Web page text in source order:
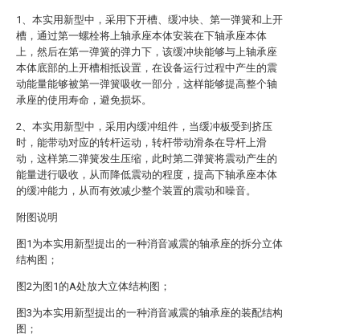
1、本实用新型中，采用下开槽、缓冲块、第一弹簧和上开
槽，通过第一螺栓将上轴承座本体安装在下轴承座本体
上，然后在第一弹簧的弹力下，该缓冲块能够与上轴承座
本体底部的上开槽相抵设置，在设备运行过程中产生的震
动能量能够被第一弹簧吸收一部分，这样能够提高整个轴
承座的使用寿命，避免损坏。
2、本实用新型中，采用内缓冲组件，当缓冲板受到挤压
时，能带动对应的转杆运动，转杆带动滑条在导杆上滑
动，这样第二弹簧发生压缩，此时第二弹簧将震动产生的
能量进行吸收，从而降低震动的程度，提高下轴承座本体
的缓冲能力，从而有效减少整个装置的震动和噪音。
附图说明
图1为本实用新型提出的一种消音减震的轴承座的拆分立体
结构图；
图2为图1的A处放大立体结构图；
图3为本实用新型提出的一种消音减震的轴承座的装配结构
图；